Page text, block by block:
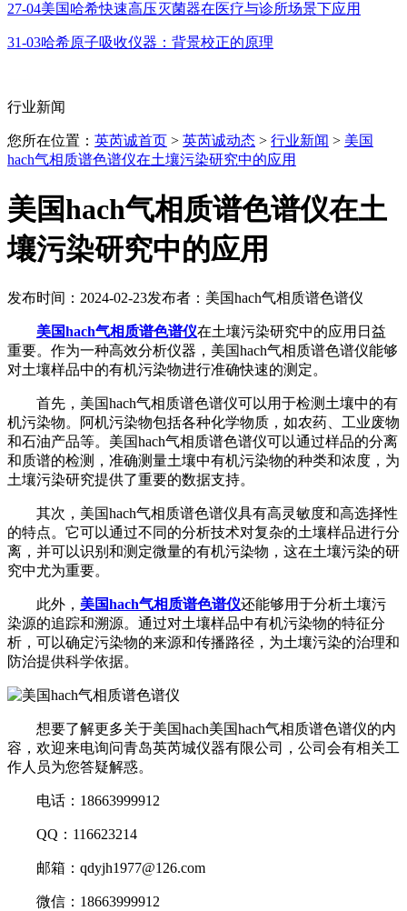
27-04美国哈希快速高压灭菌器在医疗与诊所场景下应用
31-03哈希原子吸收仪器：背景校正的原理
行业新闻
您所在位置： 英芮诚首页 > 英芮诚动态 > 行业新闻 > 美国
hach气相质谱色谱仪在土壤污染研究中的应用
美国hach气相质谱色谱仪在土
壤污染研究中的应用
发布时间：2024-02-23发布者：美国hach气相质谱色谱仪
美国hach气相质谱色谱仪在土壤污染研究中的应用日益
重要。作为一种高效分析仪器，美国hach气相质谱色谱仪能够
对土壤样品中的有机污染物进行准确快速的测定。
首先，美国hach气相质谱色谱仪可以用于检测土壤中的有
机污染物。阿机污染物包括各种化学物质，如农药、工业废物
和石油产品等。美国hach气相质谱色谱仪可以通过样品的分离
和质谱的检测，准确测量土壤中有机污染物的种类和浓度，为
土壤污染研究提供了重要的数据支持。
其次，美国hach气相质谱色谱仪具有高灵敏度和高选择性
的特点。它可以通过不同的分析技术对复杂的土壤样品进行分
离，并可以识别和测定微量的有机污染物，这在土壤污染的研
究中尤为重要。
此外， 美国hach气相质谱色谱仪还能够用于分析土壤污
染源的追踪和溯源。通过对土壤样品中有机污染物的特征分
析，可以确定污染物的来源和传播路径，为土壤污染的治理和
防治提供科学依据。
想要了解更多关于美国hach美国hach气相质谱色谱仪的内
容，欢迎来电询问青岛英芮城仪器有限公司，公司会有相关工
作人员为您答疑解惑。
电话：18663999912
QQ：116623214
邮箱：qdyjh1977@126.com
微信：18663999912